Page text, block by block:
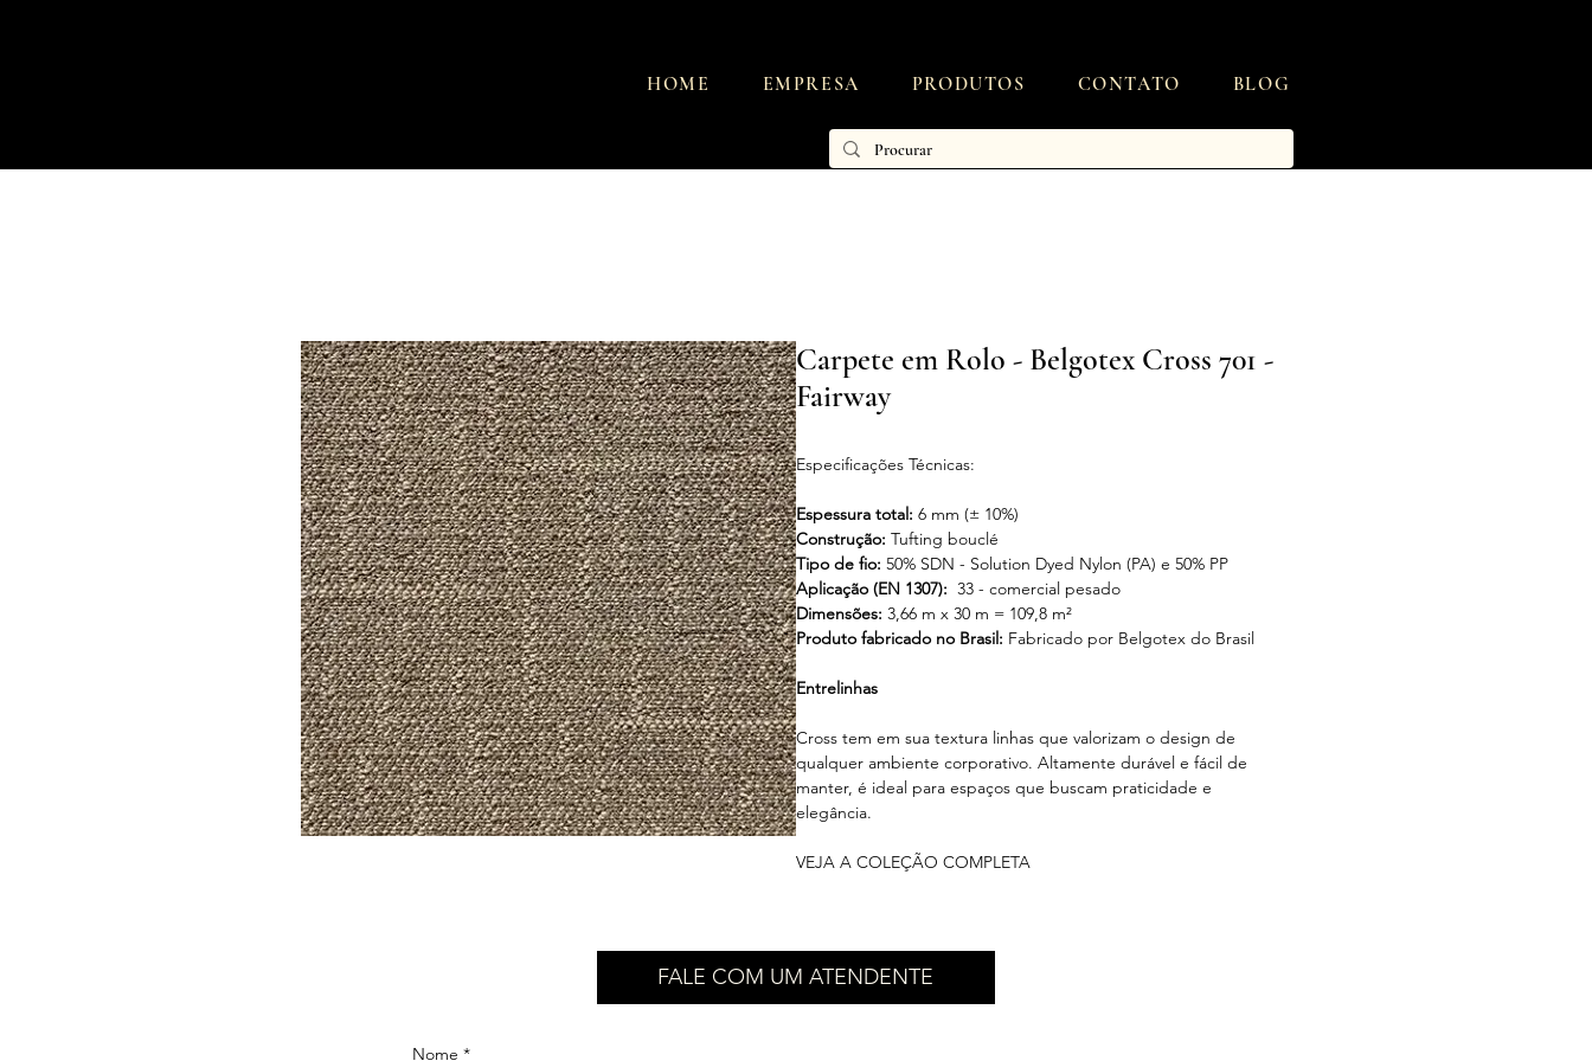
HOME EMPRESA PRODUTOS CONTATO BLOG
FALE COM UM ATENDENTE
Nome *
Carpete em Rolo - Belgotex Cross 701 -
Fairway
Especificações Técnicas:
Espessura total: 6 mm (± 10%)
Construção: Tufting bouclé
Tipo de fio: 50% SDN - Solution Dyed Nylon (PA) e 50% PP
Aplicação (EN 1307): 33 - comercial pesado
Dimensões: 3,66 m x 30 m = 109,8 m²
Produto fabricado no Brasil: Fabricado por Belgotex do Brasil
Entrelinhas
Cross tem em sua textura linhas que valorizam o design de
qualquer ambiente corporativo. Altamente durável e fácil de
manter, é ideal para espaços que buscam praticidade e
elegância.
VEJA A COLEÇÃO COMPLETA